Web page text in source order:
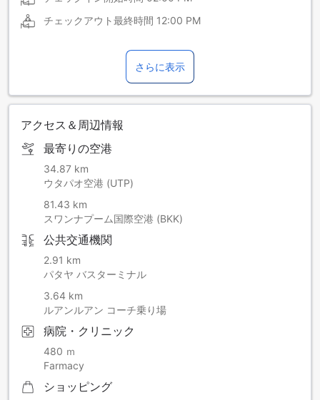
チェックアウト最終時間 12:00 PM
さらに表示
アクセス＆周辺情報
最寄りの空港
34.87 km
ウタパオ空港 (UTP)
81.43 km
スワンナプーム国際空港 (BKK)
公共交通機関
2.91 km
パタヤ バスターミナル
3.64 km
ルアンルアン コーチ乗り場
病院・クリニック
480 ｍ
Farmacy
ショッピング